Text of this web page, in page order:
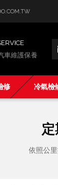
車維護保養
修 冷氣檢
依照公